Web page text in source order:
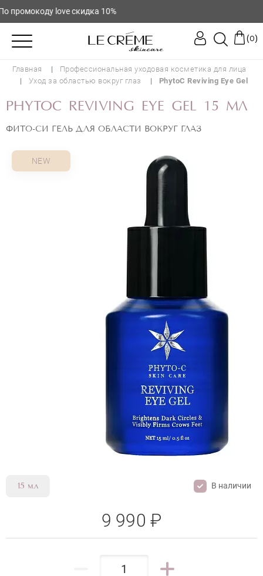
love скидка 10%
(0)
Главная
Профессиональная уходовая косметика для лица
Уход за областью вокруг глаз
PhytoC Reviving Eye Gel
PHYTOC REVIVING EYE GEL 15 МЛ
ФИТО-СИ ГЕЛЬ ДЛЯ ОБЛАСТИ ВОКРУГ ГЛАЗ
NEW
15 мл В наличии
9 990 ₽